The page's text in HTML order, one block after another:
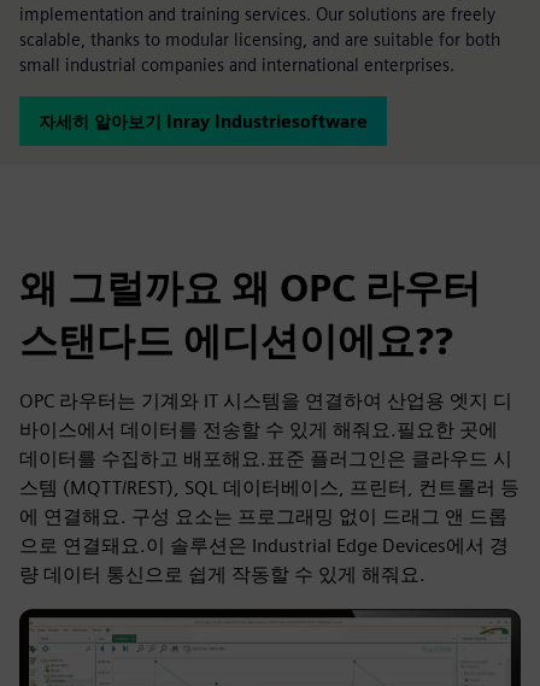
implementation and training services. Our solutions are freely
scalable, thanks to modular licensing, and are suitable for both
small industrial companies and international enterprises.
자세히 알아보기 Inray Industriesoftware
왜 그럴까요 왜 OPC 라우터
스탠다드 에디션이에요??
OPC 라우터는 기계와 IT 시스템을 연결하여 산업용 엣지 디
바이스에서 데이터를 전송할 수 있게 해줘요.필요한 곳에
데이터를 수집하고 배포해요.표준 플러그인은 클라우드 시
스템 (MQTT/REST), SQL 데이터베이스, 프린터, 컨트롤러 등
에 연결해요. 구성 요소는 프로그래밍 없이 드래그 앤 드롭
으로 연결돼요.이 솔루션은 Industrial Edge Devices에서 경
량 데이터 통신으로 쉽게 작동할 수 있게 해줘요.